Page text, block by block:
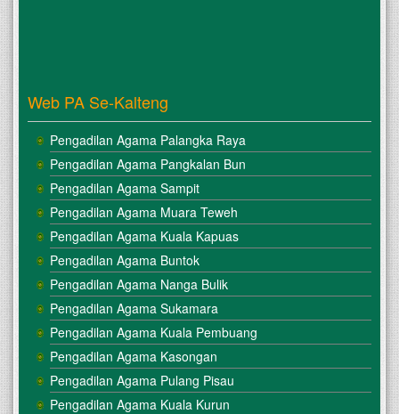
Web PA Se-Kalteng
Pengadilan Agama Palangka Raya
Pengadilan Agama Pangkalan Bun
Pengadilan Agama Sampit
Pengadilan Agama Muara Teweh
Pengadilan Agama Kuala Kapuas
Pengadilan Agama Buntok
Pengadilan Agama Nanga Bulik
Pengadilan Agama Sukamara
Pengadilan Agama Kuala Pembuang
Pengadilan Agama Kasongan
Pengadilan Agama Pulang Pisau
Pengadilan Agama Kuala Kurun